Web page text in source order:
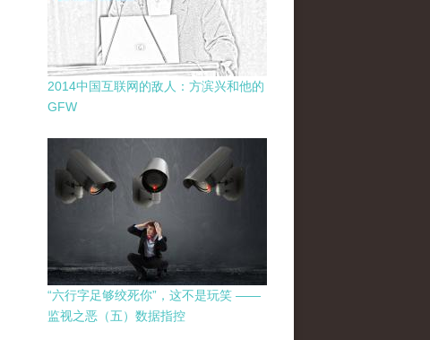
2014中国互联网的敌人：方滨兴和他的
GFW
“六行字足够绞死你”，这不是玩笑 ——
监视之恶（五）数据指控